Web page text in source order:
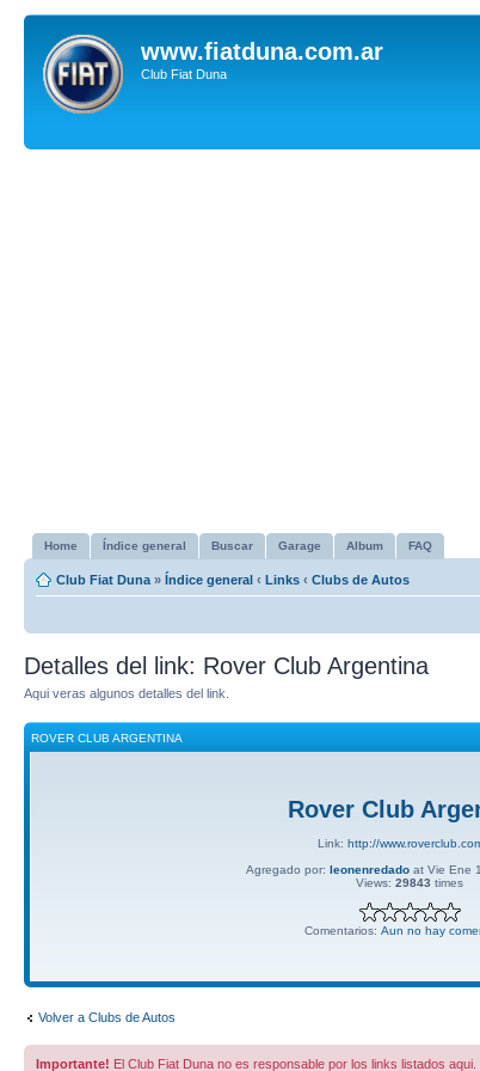
www.fiatduna.com.ar
Club Fiat Duna
Home Índice general Buscar Garage Album FAQ
Club Fiat Duna » Índice general ‹ Links ‹ Clubs de Autos
Detalles del link: Rover Club Argentina
Aqui veras algunos detalles del link.
ROVER CLUB ARGENTINA
Rover Club
Link:http://
Agregado por:leonenredado at Vie Ene
Views:29843 times
Comentarios: Aun no hay
Volver a Clubs de Autos
Importante! El Club Fiat Duna no es responsable por los links listados